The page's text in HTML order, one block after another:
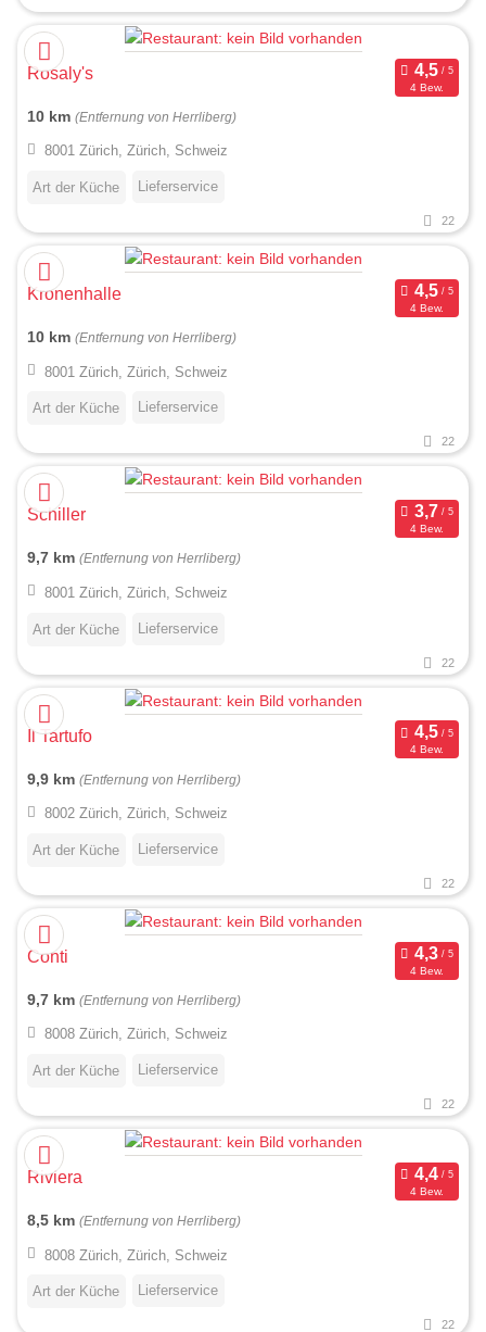
Rosaly's
4 Bew.
10 km (Entfernung von Herrliberg)
8001 Zürich, Zürich, Schweiz
Art der Küche Lieferservice
22
Kronenhalle
4 Bew.
10 km (Entfernung von Herrliberg)
8001 Zürich, Zürich, Schweiz
Art der Küche Lieferservice
22
Schiller
4 Bew.
9,7 km (Entfernung von Herrliberg)
8001 Zürich, Zürich, Schweiz
Art der Küche Lieferservice
22
Il Tartufo
4 Bew.
9,9 km (Entfernung von Herrliberg)
8002 Zürich, Zürich, Schweiz
Art der Küche Lieferservice
22
Conti
4 Bew.
9,7 km (Entfernung von Herrliberg)
8008 Zürich, Zürich, Schweiz
Art der Küche Lieferservice
22
Riviera
4 Bew.
8,5 km (Entfernung von Herrliberg)
8008 Zürich, Zürich, Schweiz
Art der Küche Lieferservice
22